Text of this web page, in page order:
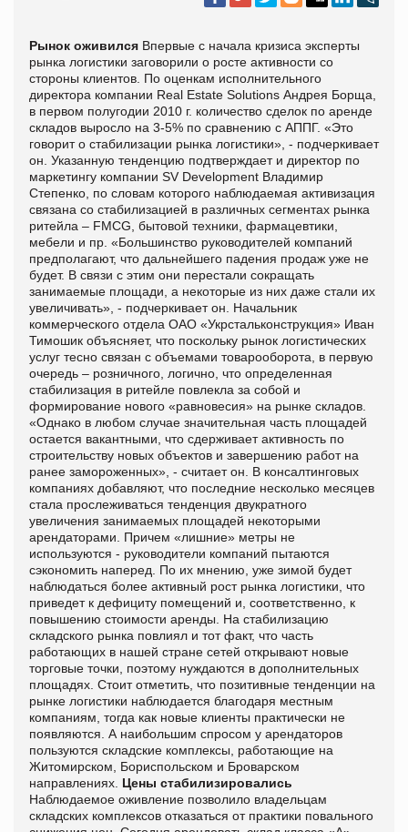
Рынок оживился Впервые с начала кризиса эксперты
рынка логистики заговорили о росте активности со
стороны клиентов. По оценкам исполнительного
директора компании Real Estate Solutions Андрея Борща,
в первом полугодии 2010 г. количество сделок по аренде
складов выросло на 3-5% по сравнению с АППГ. «Это
говорит о стабилизации рынка логистики», - подчеркивает
он. Указанную тенденцию подтверждает и директор по
маркетингу компании SV Development Владимир
Степенко, по словам которого наблюдаемая активизация
связана со стабилизацией в различных сегментах рынка
ритейла – FMCG, бытовой техники, фармацевтики,
мебели и пр. «Большинство руководителей компаний
предполагают, что дальнейшего падения продаж уже не
будет. В связи с этим они перестали сокращать
занимаемые площади, а некоторые из них даже стали их
увеличивать», - подчеркивает он. Начальник
коммерческого отдела ОАО «Укрстальконструкция» Иван
Тимошик объясняет, что поскольку рынок логистических
услуг тесно связан с объемами товарооборота, в первую
очередь – розничного, логично, что определенная
стабилизация в ритейле повлекла за собой и
формирование нового «равновесия» на рынке складов.
«Однако в любом случае значительная часть площадей
остается вакантными, что сдерживает активность по
строительству новых объектов и завершению работ на
ранее замороженных», - считает он. В консалтинговых
компаниях добавляют, что последние несколько месяцев
стала прослеживаться тенденция двукратного
увеличения занимаемых площадей некоторыми
арендаторами. Причем «лишние» метры не
используются - руководители компаний пытаются
сэкономить наперед. По их мнению, уже зимой будет
наблюдаться более активный рост рынка логистики, что
приведет к дефициту помещений и, соответственно, к
повышению стоимости аренды. На стабилизацию
складского рынка повлиял и тот факт, что часть
работающих в нашей стране сетей открывают новые
торговые точки, поэтому нуждаются в дополнительных
площадях. Стоит отметить, что позитивные тенденции на
рынке логистики наблюдается благодаря местным
компаниям, тогда как новые клиенты практически не
появляются. А наибольшим спросом у арендаторов
пользуются складские комплексы, работающие на
Житомирском, Бориспольском и Броварском
направлениях. Цены стабилизировались
Наблюдаемое оживление позволило владельцам
складских комплексов отказаться от практики повального